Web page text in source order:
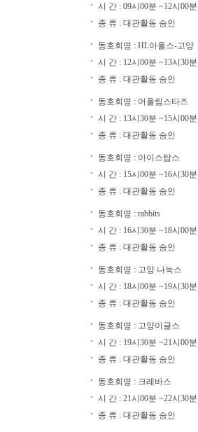
시 간 : 09시00분 ~12시00분
종 류 : 대관활동 승인
동호회명 : HL아울스-고양
시 간 : 12시00분 ~13시30분
종 류 : 대관활동 승인
동호회명 : 어울림스타즈
시 간 : 13시30분 ~15시00분
종 류 : 대관활동 승인
동호회명 : 아이스탑스
시 간 : 15시00분 ~16시30분
종 류 : 대관활동 승인
동호회명 : rabbits
시 간 : 16시30분 ~18시00분
종 류 : 대관활동 승인
동호회명 : 고양 나눅스
시 간 : 18시00분 ~19시30분
종 류 : 대관활동 승인
동호회명 : 고양이글스
시 간 : 19시30분 ~21시00분
종 류 : 대관활동 승인
동호회명 : 크레바스
시 간 : 21시00분 ~22시30분
종 류 : 대관활동 승인